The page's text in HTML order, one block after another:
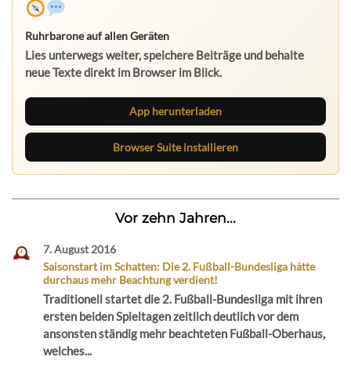
Ruhrbarone auf allen Geräten
Lies unterwegs weiter, speichere Beiträge und behalte
neue Texte direkt im Browser im Blick.
App herunterladen
Browser Suite installieren
Vor zehn Jahren...
7. August 2016
Saisonstart im Schatten: Die 2. Fußball-Bundesliga hätte
durchaus mehr Beachtung verdient!
Traditionell startet die 2. Fußball-Bundesliga mit ihren
ersten beiden Spieltagen zeitlich deutlich vor dem
ansonsten ständig mehr beachteten Fußball-Oberhaus,
welches...